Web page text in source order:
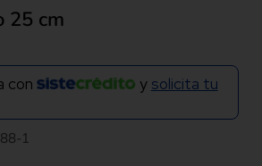
25 cm
con y solicita tu
1